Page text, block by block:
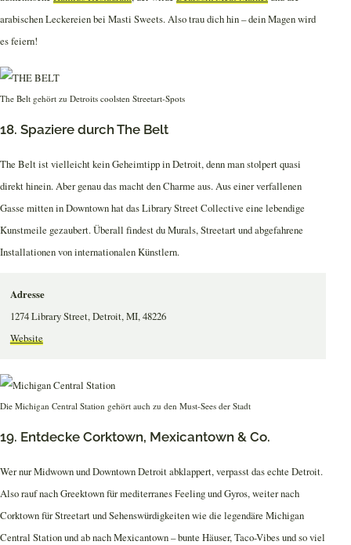
arabischen Leckereien bei Masti Sweets. Also trau dich hin – dein Magen wird
es feiern!
The Belt gehört zu Detroits coolsten Streetart-Spots
18. Spaziere durch The Belt
The Belt ist vielleicht kein Geheimtipp in Detroit, denn man stolpert quasi
direkt hinein. Aber genau das macht den Charme aus. Aus einer verfallenen
Gasse mitten in Downtown hat das Library Street Collective eine lebendige
Kunstmeile gezaubert. Überall findest du Murals, Streetart und abgefahrene
Installationen von internationalen Künstlern.
Adresse
1274 Library Street, Detroit, MI, 48226
Website
Die Michigan Central Station gehört auch zu den Must-Sees der Stadt
19. Entdecke Corktown, Mexicantown & Co.
Wer nur Midwown und Downtown Detroit abklappert, verpasst das echte Detroit.
Also rauf nach Greektown für mediterranes Feeling und Gyros, weiter nach
Corktown für Streetart und Sehenswürdigkeiten wie die legendäre Michigan
Central Station und ab nach Mexicantown – bunte Häuser, Taco-Vibes und so viel